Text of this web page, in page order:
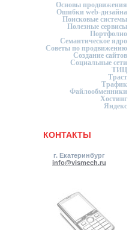
Основы продвижения
Ошибки web-дизайна
Поисковые системы
Полезные сервисы
Портфолио
Семантическое ядро
Советы по продвижению
Создание сайтов
Социальные сети
ТИЦ
Траст
Трафик
Файлообменники
Хостинг
Яндекс
КОНТАКТЫ
г. Екатеринбург
info@vismech.ru